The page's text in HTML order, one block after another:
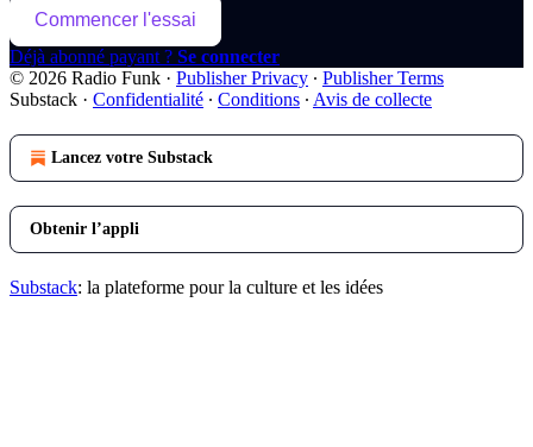
Commencer l'essai
Déjà abonné payant ? Se connecter
© 2026 Radio Funk · Publisher Privacy ∙ Publisher Terms
Substack · Confidentialité ∙ Conditions ∙ Avis de collecte
Lancez votre Substack
Obtenir l’appli
Substack: la plateforme pour la culture et les idées